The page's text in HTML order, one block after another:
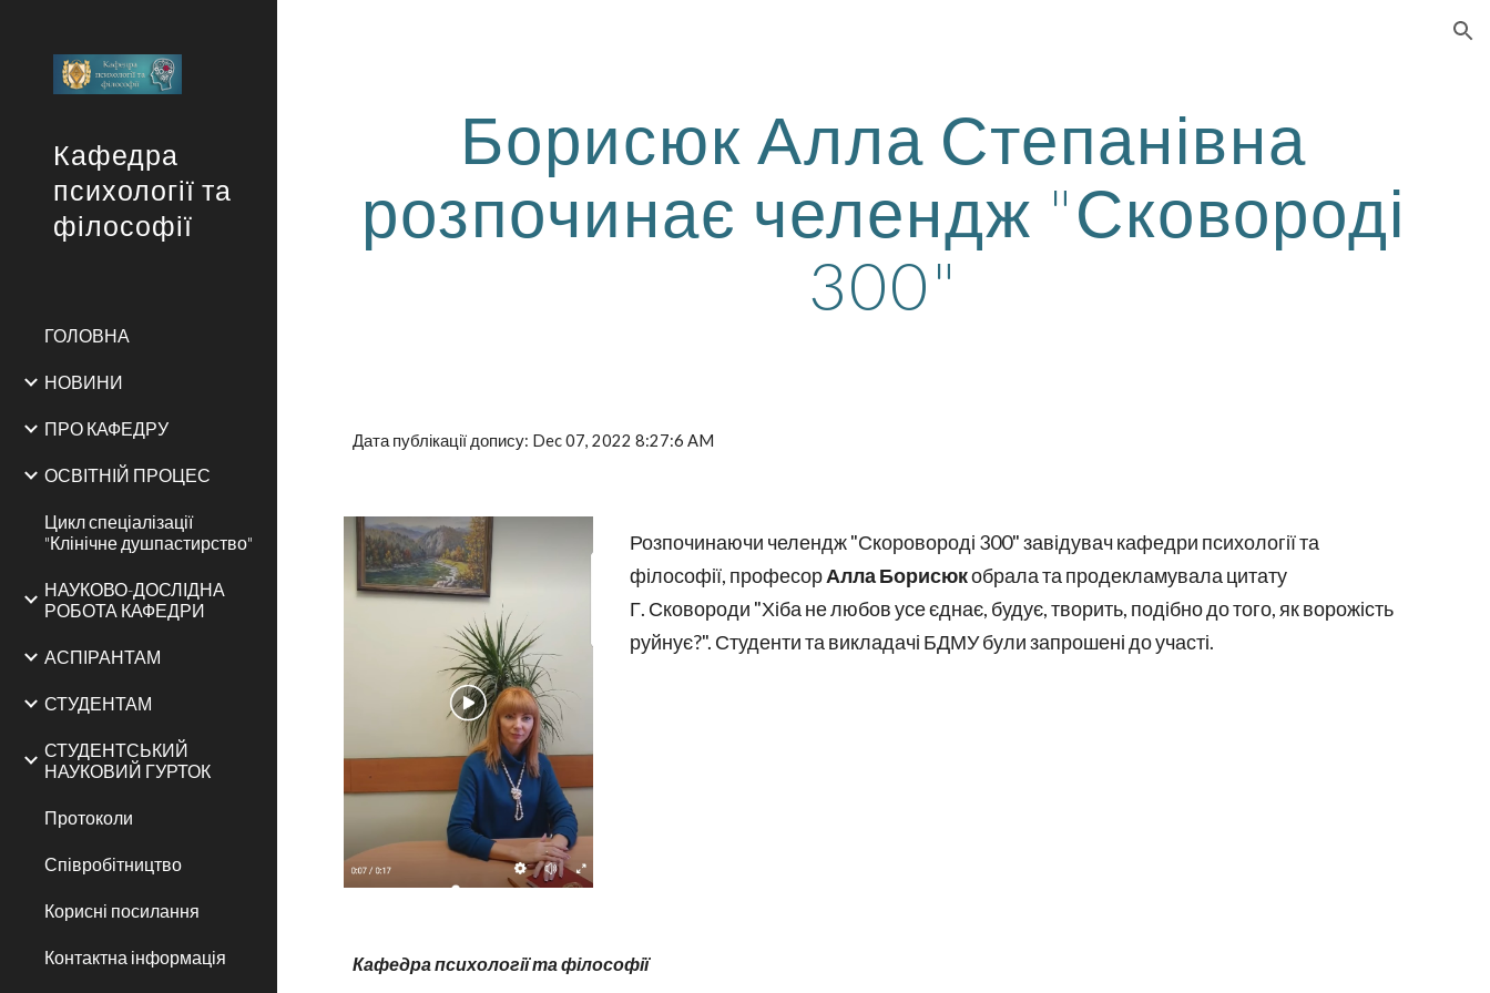
Кафедра
психології та
філософії
ГОЛОВНА
НОВИНИ
ПРО КАФЕДРУ
ОСВІТНІЙ ПРОЦЕС
Цикл спеціалізації
"Клінічне душпастирство"
НАУКОВО-ДОСЛІДНА
РОБОТА КАФЕДРИ
АСПІРАНТАМ
СТУДЕНТАМ
СТУДЕНТСЬКИЙ
НАУКОВИЙ ГУРТОК
Протоколи
Співробітництво
Корисні посилання
Контактна інформація
Борисюк Алла Степанівна
розпочинає челендж "Сковороді
300"
Дата публікації допису: Dec 07, 2022 8:27:6 AM
Розпочинаючи челендж "Скоровороді 300" завідувач кафедри психології та
філософії, професорАлла Борисюкобрала та продекламувала цитату
Г. Сковороди "Хіба не любов усе єднає, будує, творить, подібно до того, як ворожість
руйнує?". Студенти та викладачі БДМУ були запрошені до участі.
Кафедра психології та філософії